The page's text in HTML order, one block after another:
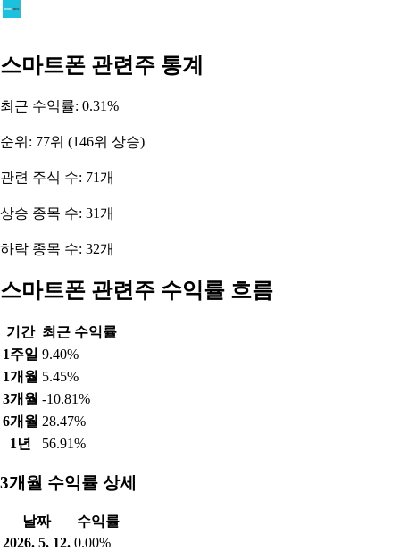
스마트폰 관련주 통계
최근 수익률: 0.31%
순위: 77위 (146위 상승)
관련 주식 수: 71개
상승 종목 수: 31개
하락 종목 수: 32개
스마트폰 관련주 수익률 흐름
기간 최근 수익률
1주일 9.40%
1개월 5.45%
3개월 -10.81%
6개월 28.47%
1년
56.91%
3개월 수익률 상세
날짜
수익률
2026. 5. 12. 0.00%